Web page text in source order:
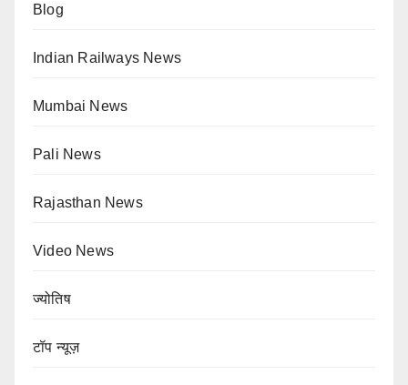
Blog
Indian Railways News
Mumbai News
Pali News
Rajasthan News
Video News
ज्योतिष
टॉप न्यूज़